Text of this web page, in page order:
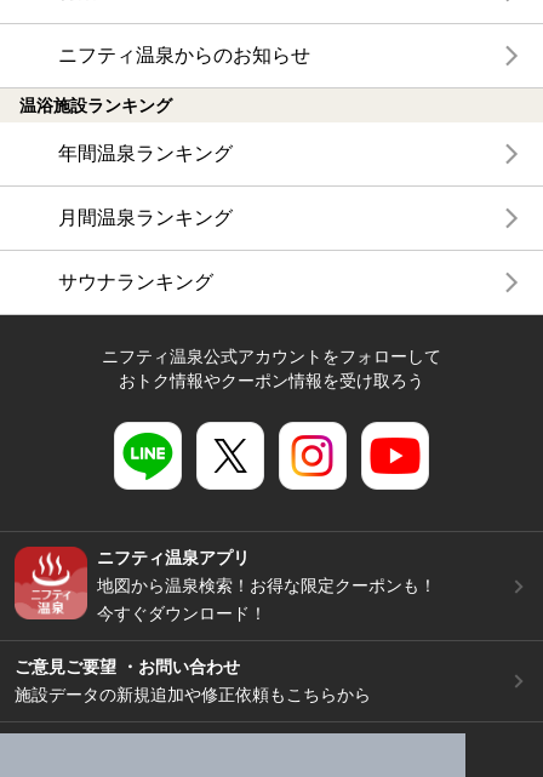
ニフティ温泉からのお知らせ
温浴施設ランキング
年間温泉ランキング
月間温泉ランキング
サウナランキング
ニフティ温泉公式アカウントをフォローして
おトク情報やクーポン情報を受け取ろう
ニフティ温泉アプリ
地図から温泉検索！お得な限定クーポンも！
今すぐダウンロード！
ご意見ご要望 ・お問い合わせ
施設データの新規追加や修正依頼もこちらから